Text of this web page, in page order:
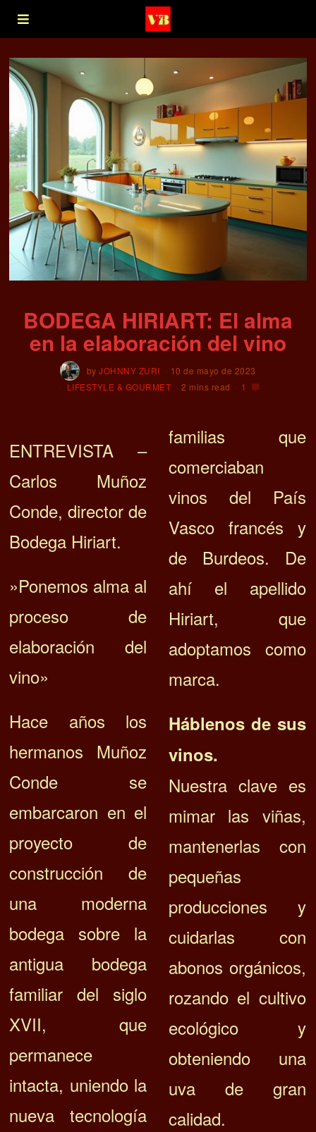
BODEGA HIRIART: El alma
en la elaboración del vino
byJOHNNY ZURI
10 de mayo de 2023
LIFESTYLE & GOURMET
2 mins read 1
ENTREVISTA –
Carlos Muñoz
Conde, director de
Bodega Hiriart.
»Ponemos alma al
proceso de
elaboración del
vino»
Hace años los
hermanos Muñoz
Conde se
embarcaron en el
proyecto de
construcción de
una moderna
bodega sobre la
antigua bodega
familiar del siglo
XVII, que
permanece
intacta, uniendo la
nueva tecnología
familias que
comerciaban
vinos del País
Vasco francés y
de Burdeos. De
ahí el apellido
Hiriart, que
adoptamos como
marca.
Háblenos de sus
vinos.
Nuestra clave es
mimar las viñas,
mantenerlas con
pequeñas
producciones y
cuidarlas con
abonos orgánicos,
rozando el cultivo
ecológico y
obteniendo una
uva de gran
calidad.